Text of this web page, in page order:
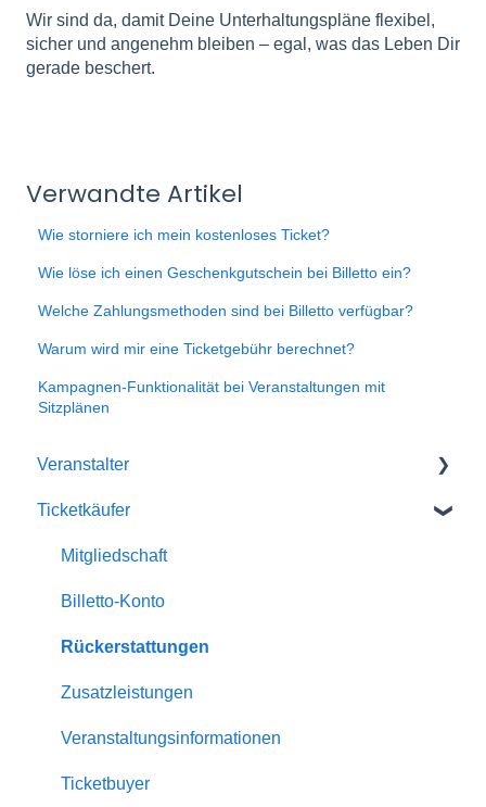
Wir sind da, damit Deine Unterhaltungspläne flexibel,
sicher und angenehm bleiben – egal, was das Leben Dir
gerade beschert.
Verwandte Artikel
Wie storniere ich mein kostenloses Ticket?
Wie löse ich einen Geschenkgutschein bei Billetto ein?
Welche Zahlungsmethoden sind bei Billetto verfügbar?
Warum wird mir eine Ticketgebühr berechnet?
Kampagnen-Funktionalität bei Veranstaltungen mit
Sitzplänen
Veranstalter
Erste Schritte mit Billetto
Mein Billetto
Veranstaltung erstellen
Anpassungen & Design
Mitgliedschaften
Einblicke & Berichte
Scanning & Türverkauf
Ticketkäufer
Mitgliedschaft
Billetto-Konto
Rückerstattungen
Zusatzleistungen
Veranstaltungsinformationen
Ticketbuyer